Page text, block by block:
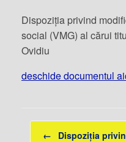
Dispoziția privind
social (VMG) al cărui
Ovidiu
deschide documentul
Post navigation
← Dispoziția